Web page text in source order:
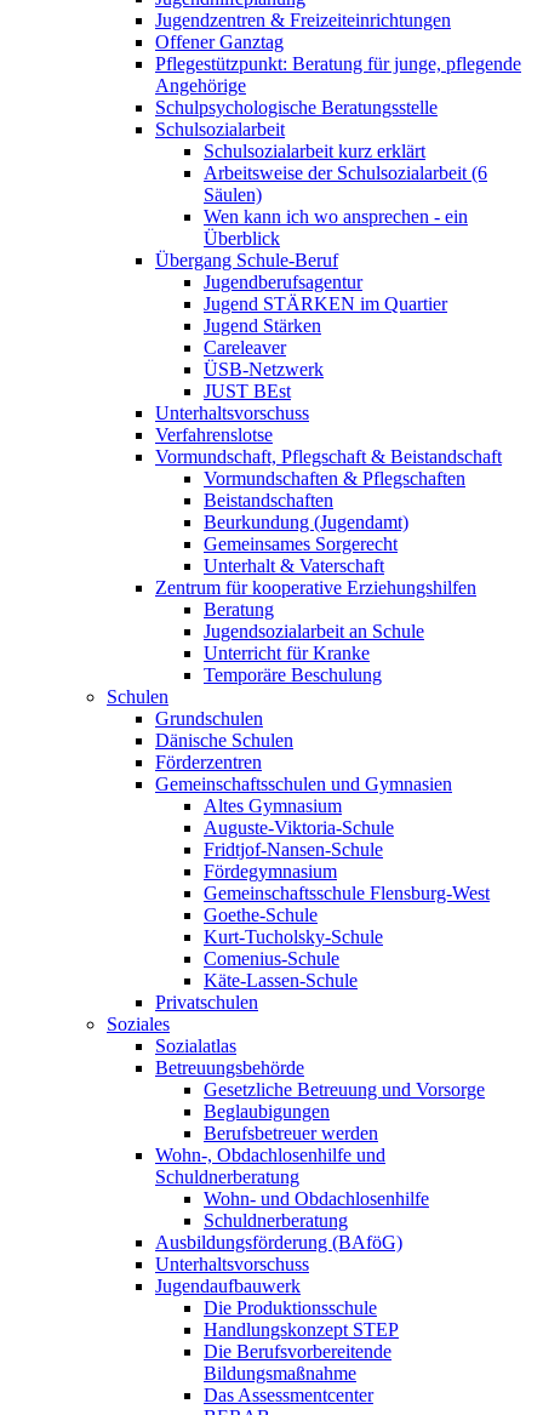
Jugendzentren & Freizeiteinrichtungen
Offener Ganztag
Pflegestützpunkt: Beratung für junge, pflegende
Angehörige
Schulpsychologische Beratungsstelle
Schulsozialarbeit
Schulsozialarbeit kurz erklärt
Arbeitsweise der Schulsozialarbeit (6
Säulen)
Wen kann ich wo ansprechen - ein
Überblick
Übergang Schule-Beruf
Jugendberufsagentur
Jugend STÄRKEN im Quartier
Jugend Stärken
Careleaver
ÜSB-Netzwerk
JUST BEst
Unterhaltsvorschuss
Verfahrenslotse
Vormundschaft, Pflegschaft & Beistandschaft
Vormundschaften & Pflegschaften
Beistandschaften
Beurkundung (Jugendamt)
Gemeinsames Sorgerecht
Unterhalt & Vaterschaft
Zentrum für kooperative Erziehungshilfen
Beratung
Jugendsozialarbeit an Schule
Unterricht für Kranke
Temporäre Beschulung
Schulen
Grundschulen
Dänische Schulen
Förderzentren
Gemeinschaftsschulen und Gymnasien
Altes Gymnasium
Auguste-Viktoria-Schule
Fridtjof-Nansen-Schule
Fördegymnasium
Gemeinschaftsschule Flensburg-West
Goethe-Schule
Kurt-Tucholsky-Schule
Comenius-Schule
Käte-Lassen-Schule
Privatschulen
Soziales
Sozialatlas
Betreuungsbehörde
Gesetzliche Betreuung und Vorsorge
Beglaubigungen
Berufsbetreuer werden
Wohn-, Obdachlosenhilfe und
Schuldnerberatung
Wohn- und Obdachlosenhilfe
Schuldnerberatung
Ausbildungsförderung (BAföG)
Unterhaltsvorschuss
Jugendaufbauwerk
Die Produktionsschule
Handlungskonzept STEP
Die Berufsvorbereitende
Bildungsmaßnahme
Das Assessmentcenter